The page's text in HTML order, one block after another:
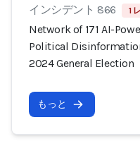
インシデント 866 1
Network of 171 AI-
Political
2024 General Election
もっと